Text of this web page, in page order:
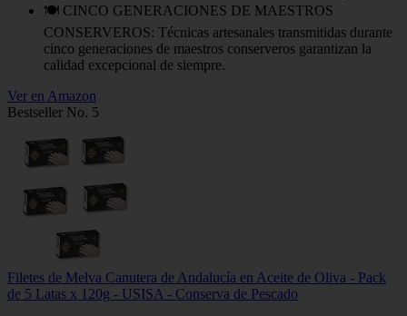
🍽️ CINCO GENERACIONES DE MAESTROS
CONSERVEROS: Técnicas artesanales transmitidas durante
cinco generaciones de maestros conserveros garantizan la
calidad excepcional de siempre.
Ver en Amazon
Bestseller No. 5
Filetes de Melva Canutera de Andalucía en Aceite de Oliva - Pack
de 5 Latas x 120g - USISA - Conserva de Pescado